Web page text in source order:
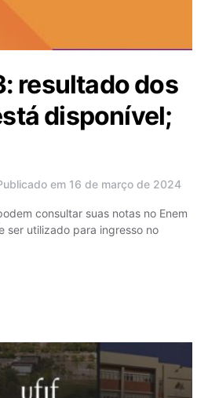
resultado dos
disponível;
em 16 de março de 2024
consultar suas notas no Enem
ser utilizado para ingresso no